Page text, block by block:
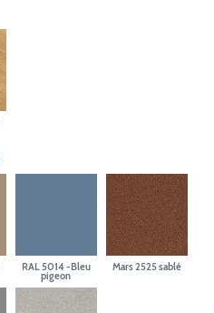
RAL 5014 -Bleu
pigeon
Mars 2525 sablé